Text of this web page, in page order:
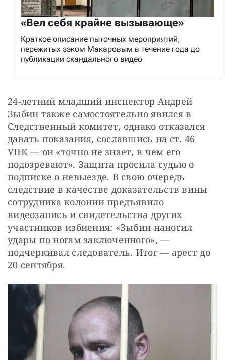
«Вел себя крайне вызывающе»
Краткое описание пыточных мероприятий,
пережитых зэком Макаровым в течение года до
публикации скандального видео
24-летний младший инспектор Андрей
Зыбин также самостоятельно явился в
Следственный комитет, однако отказался
давать показания, сославшись на ст. 46
УПК — он «точно не знает, в чем его
подозревают». Защита просила судью о
подписке о невыезде. В свою очередь
следствие в качестве доказательств вины
сотрудника колонии предъявило
видеозапись и свидетельства других
участников избиения: «Зыбин наносил
удары по ногам заключенного», —
подчеркивал следователь. Итог — арест до
20 сентября.